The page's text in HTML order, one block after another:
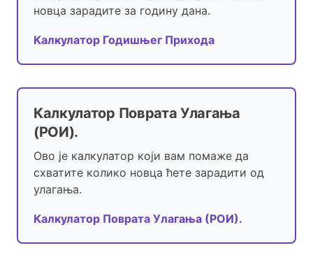
новца зарадите за годину дана.
Калкулатор Годишњег Прихода
Калкулатор Поврата Улагања
(РОИ).
Ово је калкулатор који вам помаже да
схватите колико новца ћете зарадити од
улагања.
Калкулатор Поврата Улагања (РОИ).